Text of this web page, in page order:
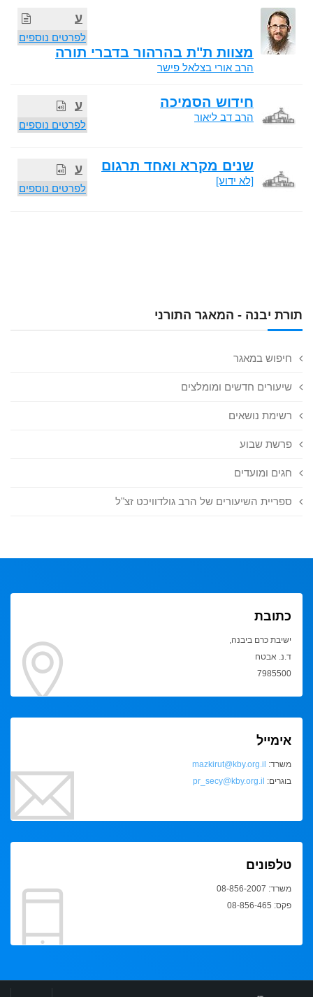
תורת יבנה - המאגר התורני
חיפוש במאגר
שיעורים חדשים ומומלצים
רשימת נושאים
פרשת שבוע
חגים ומועדים
ספריית השיעורים של הרב גולדוויכט זצ"ל
ע
לפרטים נוספים
מצוות ת"ת בהרהור בדברי תורה
הרב אורי בצלאל פישר
ע
לפרטים נוספים
חידוש הסמיכה
הרב דב ליאור
ע
לפרטים נוספים
שנים מקרא ואחד תרגום
[לא ידוע]
כתובת
ישיבת כרם ביבנה,
ד.נ. אבטח
7985500
אימייל
משרד: mazkirut@kby.org.il
בוגרים: pr_secy@kby.org.il
טלפונים
משרד: 08-856-2007
פקס: 08-856-465